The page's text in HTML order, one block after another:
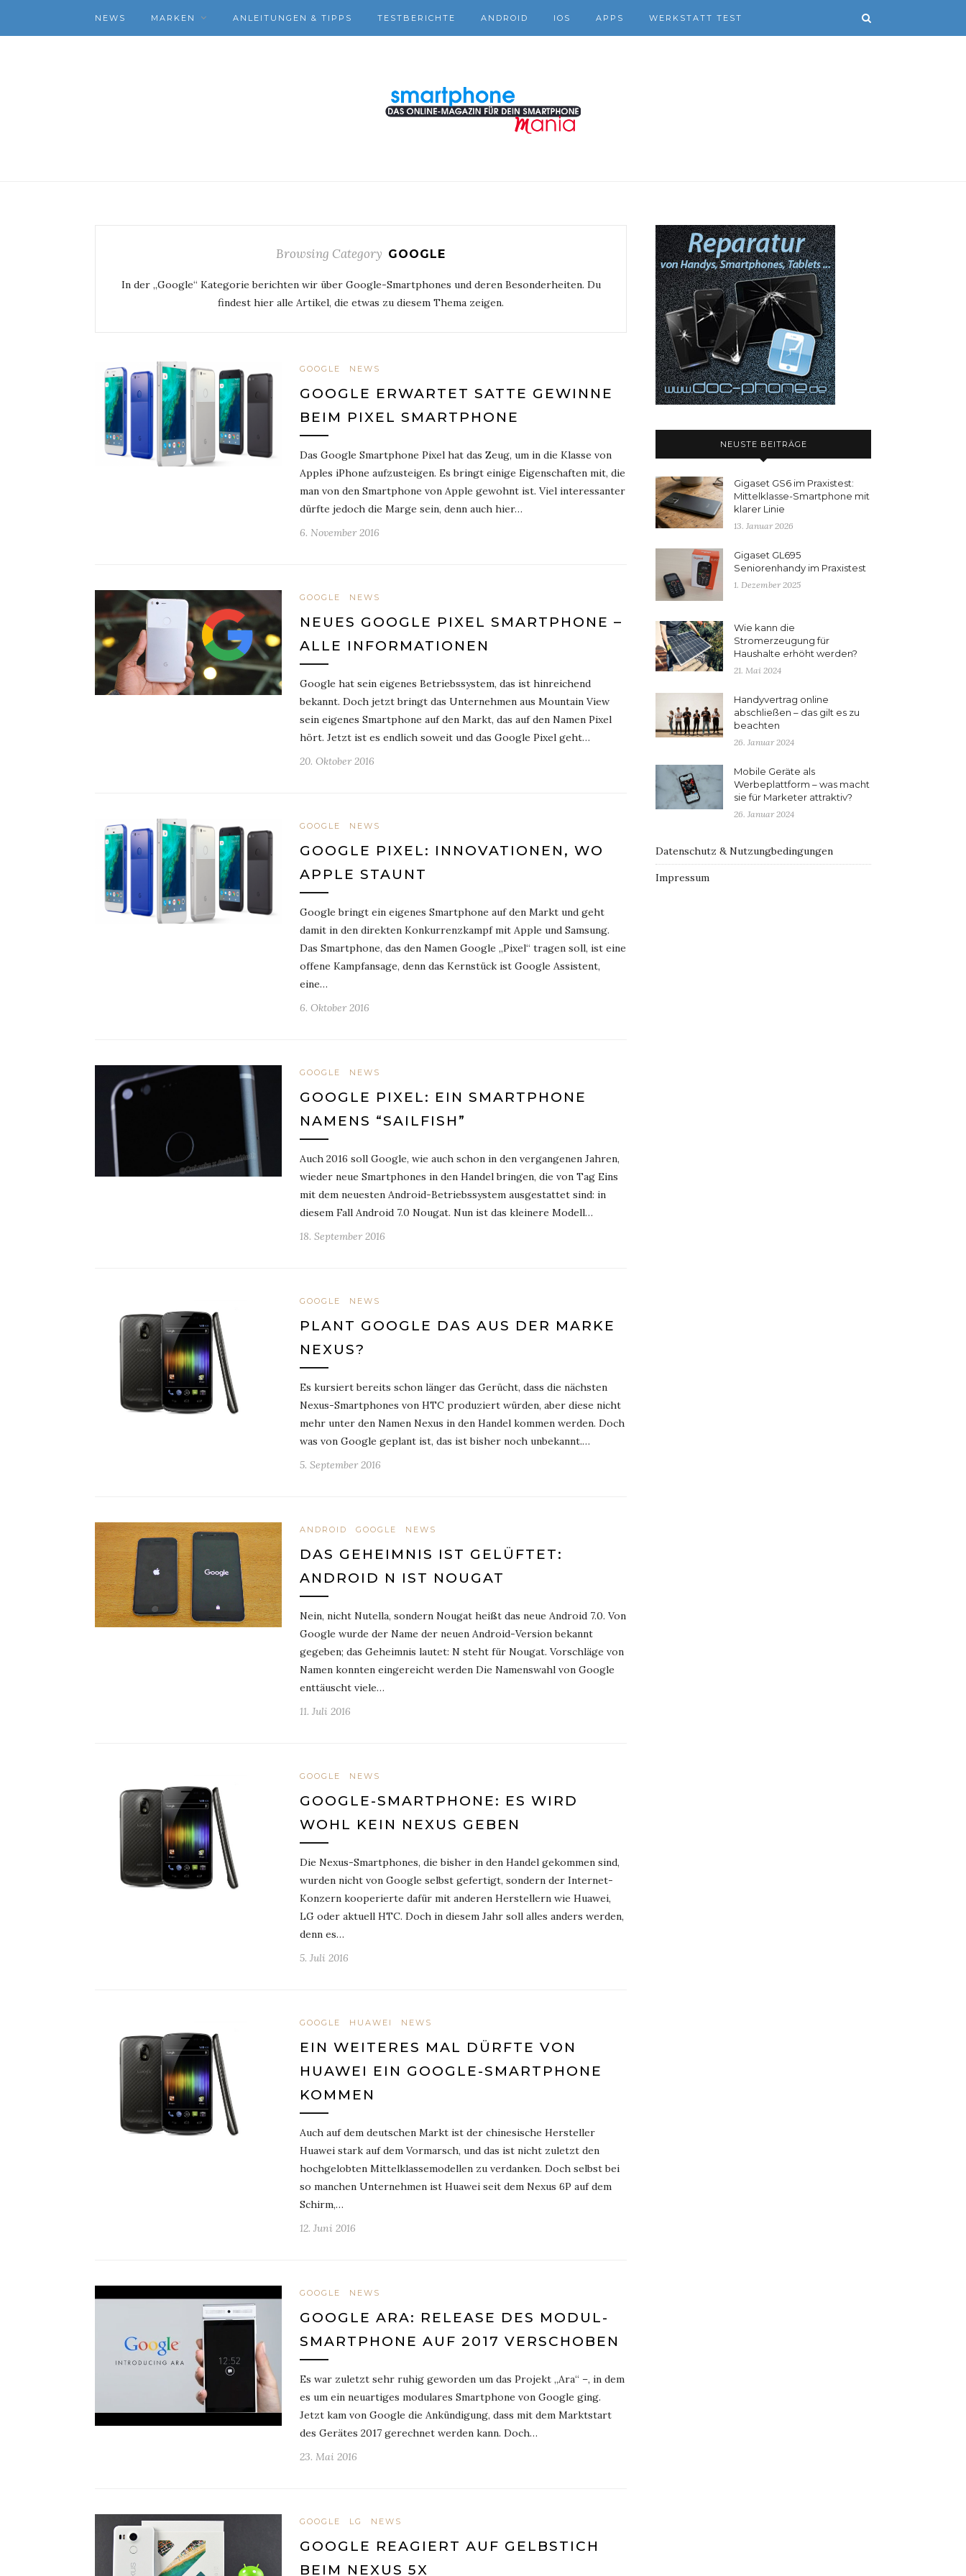
NEWS MARKEN ANLEITUNGEN & TIPPS TESTBERICHTE ANDROID IOS APPS WERKSTATT TEST
Browsing Category GOOGLE
In der „Google“ Kategorie berichten wir über Google-Smartphones und deren Besonderheiten. Du
findest hier alle Artikel, die etwas zu diesem Thema zeigen.
GOOGLE NEWS
GOOGLE ERWARTET SATTE GEWINNE
BEIM PIXEL SMARTPHONE
Das Google Smartphone Pixel hat das Zeug, um in die Klasse von
Apples iPhone aufzusteigen. Es bringt einige Eigenschaften mit, die
man von den Smartphone von Apple gewohnt ist. Viel interessanter
dürfte jedoch die Marge sein, denn auch hier…
6. November 2016
GOOGLE NEWS
NEUES GOOGLE PIXEL SMARTPHONE –
ALLE INFORMATIONEN
Google hat sein eigenes Betriebssystem, das ist hinreichend
bekannt. Doch jetzt bringt das Unternehmen aus Mountain View
sein eigenes Smartphone auf den Markt, das auf den Namen Pixel
hört. Jetzt ist es endlich soweit und das Google Pixel geht…
20. Oktober 2016
GOOGLE NEWS
GOOGLE PIXEL: INNOVATIONEN, WO
APPLE STAUNT
Google bringt ein eigenes Smartphone auf den Markt und geht
damit in den direkten Konkurrenzkampf mit Apple und Samsung.
Das Smartphone, das den Namen Google „Pixel“ tragen soll, ist eine
offene Kampfansage, denn das Kernstück ist Google Assistent,
eine…
6. Oktober 2016
GOOGLE NEWS
GOOGLE PIXEL: EIN SMARTPHONE
NAMENS “SAILFISH”
Auch 2016 soll Google, wie auch schon in den vergangenen Jahren,
wieder neue Smartphones in den Handel bringen, die von Tag Eins
mit dem neuesten Android-Betriebssystem ausgestattet sind: in
diesem Fall Android 7.0 Nougat. Nun ist das kleinere Modell…
18. September 2016
GOOGLE NEWS
PLANT GOOGLE DAS AUS DER MARKE
NEXUS?
Es kursiert bereits schon länger das Gerücht, dass die nächsten
Nexus-Smartphones von HTC produziert würden, aber diese nicht
mehr unter den Namen Nexus in den Handel kommen werden. Doch
was von Google geplant ist, das ist bisher noch unbekannt.…
5. September 2016
ANDROID GOOGLE NEWS
DAS GEHEIMNIS IST GELÜFTET:
ANDROID N IST NOUGAT
Nein, nicht Nutella, sondern Nougat heißt das neue Android 7.0. Von
Google wurde der Name der neuen Android-Version bekannt
gegeben; das Geheimnis lautet: N steht für Nougat. Vorschläge von
Namen konnten eingereicht werden Die Namenswahl von Google
enttäuscht viele…
11. Juli 2016
GOOGLE NEWS
GOOGLE-SMARTPHONE: ES WIRD
WOHL KEIN NEXUS GEBEN
Die Nexus-Smartphones, die bisher in den Handel gekommen sind,
wurden nicht von Google selbst gefertigt, sondern der Internet-
Konzern kooperierte dafür mit anderen Herstellern wie Huawei,
LG oder aktuell HTC. Doch in diesem Jahr soll alles anders werden,
denn es…
5. Juli 2016
GOOGLE HUAWEI NEWS
EIN WEITERES MAL DÜRFTE VON
HUAWEI EIN GOOGLE-SMARTPHONE
KOMMEN
Auch auf dem deutschen Markt ist der chinesische Hersteller
Huawei stark auf dem Vormarsch, und das ist nicht zuletzt den
hochgelobten Mittelklassemodellen zu verdanken. Doch selbst bei
so manchen Unternehmen ist Huawei seit dem Nexus 6P auf dem
Schirm,…
12. Juni 2016
GOOGLE NEWS
GOOGLE ARA: RELEASE DES MODUL-
SMARTPHONE AUF 2017 VERSCHOBEN
Es war zuletzt sehr ruhig geworden um das Projekt „Ara“ –, in dem
es um ein neuartiges modulares Smartphone von Google ging.
Jetzt kam von Google die Ankündigung, dass mit dem Marktstart
des Gerätes 2017 gerechnet werden kann. Doch…
23. Mai 2016
GOOGLE LG NEWS
GOOGLE REAGIERT AUF GELBSTICH
BEIM NEXUS 5X
NEUSTE BEITRÄGE
Gigaset GS6 im Praxistest:
Mittelklasse-Smartphone mit
klarer Linie
13. Januar 2026
Gigaset GL695
Seniorenhandy im Praxistest
1. Dezember 2025
Wie kann die
Stromerzeugung für
Haushalte erhöht werden?
21. Mai 2024
Handyvertrag online
abschließen – das gilt es zu
beachten
26. Januar 2024
Mobile Geräte als
Werbeplattform – was macht
sie für Marketer attraktiv?
26. Januar 2024
Datenschutz & Nutzungbedingungen
Impressum